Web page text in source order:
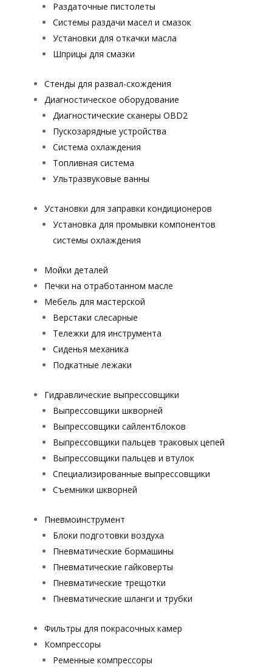
Раздаточные пистолеты
Системы раздачи масел и смазок
Установки для откачки масла
Шприцы для смазки
Стенды для развал-схождения
Диагностическое оборудование
Диагностические сканеры OBD2
Пускозарядные устройства
Система охлаждения
Топливная система
Ультразвуковые ванны
Установки для заправки кондиционеров
Установка для промывки компонентов
системы охлаждения
Мойки деталей
Печки на отработанном масле
Мебель для мастерской
Верстаки слесарные
Тележки для инструмента
Сиденья механика
Подкатные лежаки
Гидравлические выпрессовщики
Выпрессовщики шкворней
Выпрессовщики сайлентблоков
Выпрессовщики пальцев траковых цепей
Выпрессовщики пальцев и втулок
Специализированные выпрессовщики
Cъемники шкворней
Пневмоинструмент
Блоки подготовки воздуха
Пневматические бормашины
Пневматические гайковерты
Пневматические трещотки
Пневматические шланги и трубки
Фильтры для покрасочных камер
Компрессоры
Ременные компрессоры